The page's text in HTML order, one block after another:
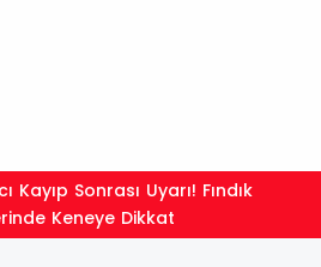
Keneye Dikkat